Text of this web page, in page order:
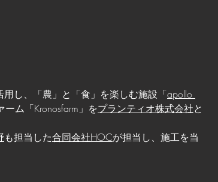
し、 「農」と「食」を楽しむ施設「apollo
ム「Kronosfarm」をプランティオ株式会社と
も担当した合同会社HOCが担当し、施工を当